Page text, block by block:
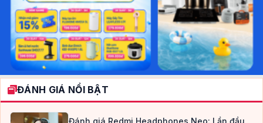
ĐÁNH GIÁ NỔI BẬT